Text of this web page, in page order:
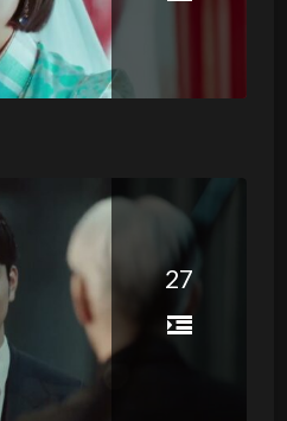
27